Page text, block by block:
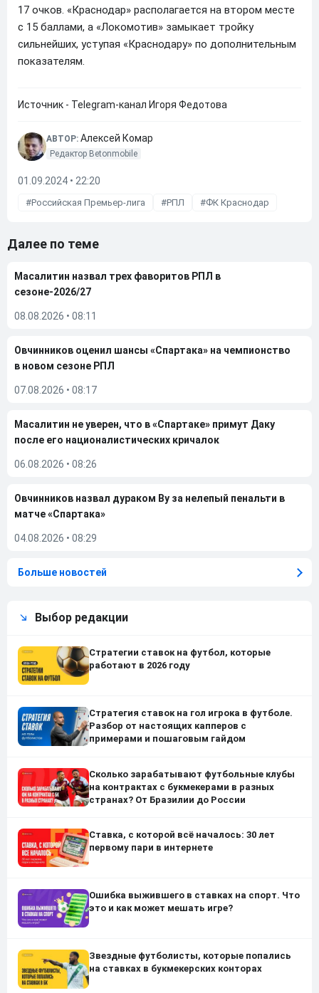
17 очков. «Краснодар» располагается на втором месте
с 15 баллами, а «Локомотив» замыкает тройку
сильнейших, уступая «Краснодару» по дополнительным
показателям.
Источник - Telegram-канал Игоря Федотова
АВТОР: Алексей Комар
Редактор Betonmobile
01.09.2024 • 22:20
Российская Премьер-лига РПЛ ФК Краснодар
Далее по теме
Масалитин назвал трех фаворитов РПЛ в
сезоне-2026/27
08.08.2026 • 08:11
Овчинников оценил шансы «Спартака» на чемпионство
в новом сезоне РПЛ
07.08.2026 • 08:17
Масалитин не уверен, что в «Спартаке» примут Даку
после его националистических кричалок
06.08.2026 • 08:26
Овчинников назвал дураком Ву за нелепый пенальти в
матче «Спартака»
04.08.2026 • 08:29
Больше новостей
Выбор редакции
Стратегии ставок на футбол, которые
работают в 2026 году
Стратегия ставок на гол игрока в футболе.
Разбор от настоящих капперов с
примерами и пошаговым гайдом
Сколько зарабатывают футбольные клубы
на контрактах с букмекерами в разных
странах? От Бразилии до России
Ставка, с которой всё началось: 30 лет
первому пари в интернете
Ошибка выжившего в ставках на спорт. Что
это и как может мешать игре?
Звездные футболисты, которые попались
на ставках в букмекерских конторах